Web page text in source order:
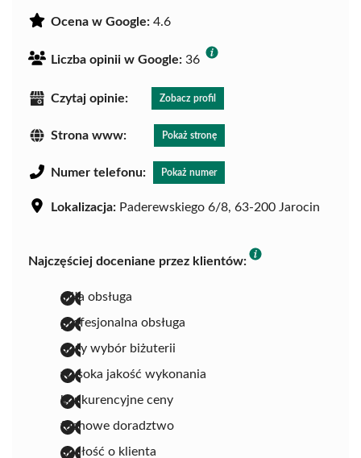
Ocena w Google: 4.6
Liczba opinii w Google: 36
Czytaj opinie: Zobacz profil
Strona www: Pokaż stronę
Numer telefonu: Pokaż numer
Lokalizacja: Paderewskiego 6/8, 63-200 Jarocin
Najczęściej doceniane przez klientów:
miła obsługa
profesjonalna obsługa
duży wybór biżuterii
wysoka jakość wykonania
konkurencyjne ceny
fachowe doradztwo
dbałość o klienta